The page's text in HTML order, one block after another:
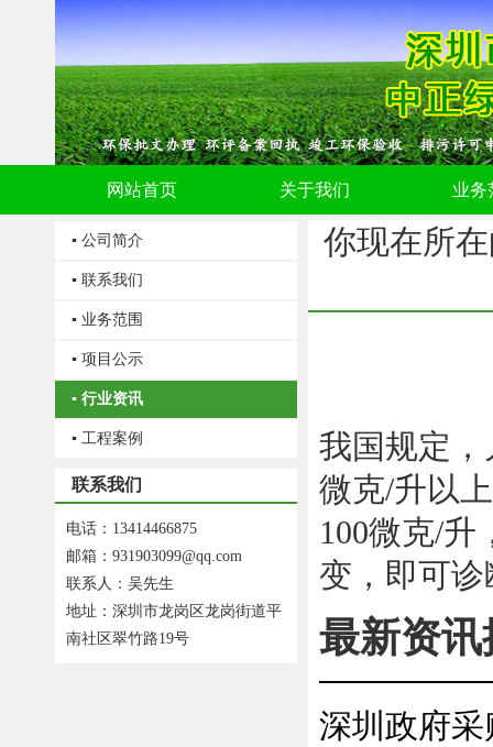
网站首页 关于我们 业务
▪ 公司简介
▪ 联系我们
▪ 业务范围
▪ 项目公示
▪ 行业资讯
▪ 工程案例
联系我们
电话：13414466875
邮箱：931903099@qq.com
联系人：吴先生
地址：深圳市龙岗区龙岗街道平
南社区翠竹路19号
你现在所
我国规定，
微克/升以
100微克/
变，即可
最新资讯
深圳政府